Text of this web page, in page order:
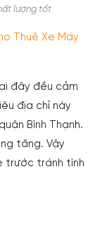
lượng tốt
Thuê Xe Máy
đây đều cảm
địa chỉ này
Bình Thạnh.
tăng. Vậy
trước tránh tình